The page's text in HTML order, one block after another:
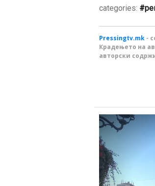
categories:
Pressingtv.mk -
Крадењето на
авторски